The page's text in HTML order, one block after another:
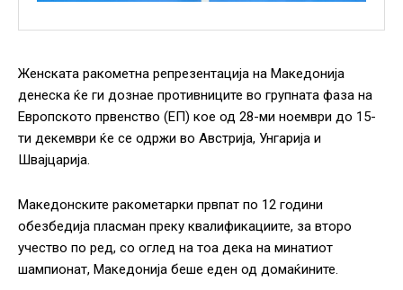
Женската ракометна репрезентација на Македонија
денеска ќе ги дознае противниците во групната фаза на
Европското првенство (ЕП) кое од 28-ми ноември до 15-
ти декември ќе се одржи во Австрија, Унгарија и
Швајцарија.
Македонските ракометарки првпат по 12 години
обезбедија пласман преку квалификациите, за второ
учество по ред, со оглед на тоа дека на минатиот
шампионат, Македонија беше еден од домаќините.